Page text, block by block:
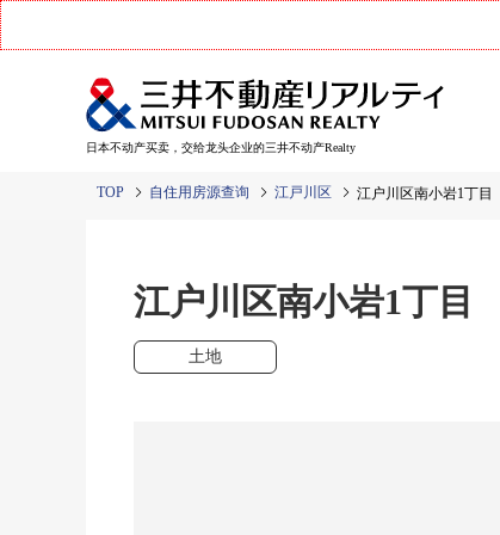
日本不动产买卖，交给龙头企业的三井不动产Realty
TOP 自住用房源查询 江戸川区 江户川区南小岩1丁目
江户川区南小岩1丁目
土地